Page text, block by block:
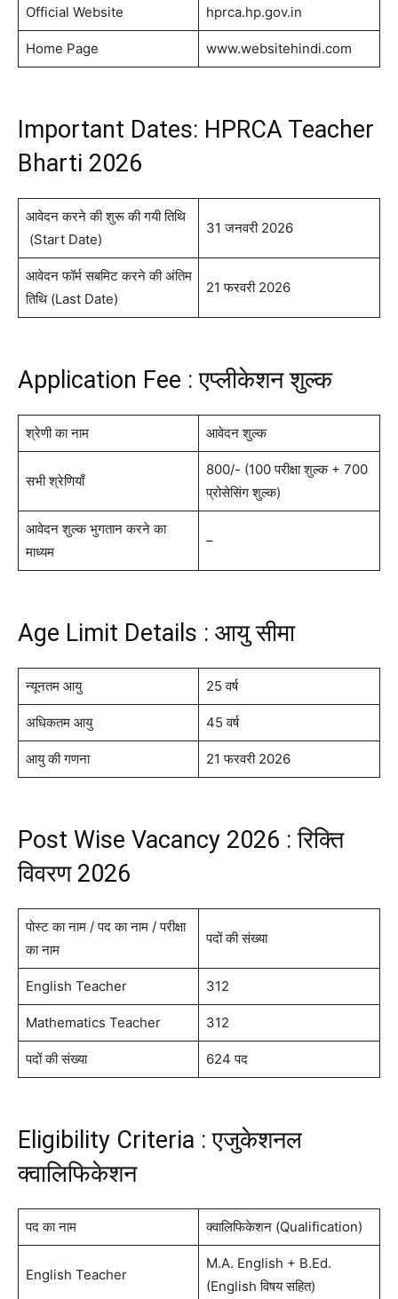
Official Website hprca.hp.gov.in
Home Page www.websitehindi.com
Important Dates: HPRCA Teacher
Bharti 2026
आवेदन करने की शुरू की गयी तिथि
(Start Date)
31 जनवरी 2026
आवेदन फॉर्म सबमिट करने की अंतिम
तिथि (Last Date)
21 फरवरी 2026
Application Fee : एप्लीकेशन शुल्क
श्रेणी का नाम आवेदन शुल्क
सभी श्रेणियाँ
800/- (100 परीक्षा शुल्क + 700
प्रोसेसिंग शुल्क)
आवेदन शुल्क भुगतान करने का
माध्यम
–
Age Limit Details : आयु सीमा
न्यूनतम आयु 25 वर्ष
अधिकतम आयु 45 वर्ष
आयु की गणना 21 फरवरी 2026
Post Wise Vacancy 2026 : रिक्ति
विवरण 2026
पोस्ट का नाम / पद का नाम / परीक्षा
का नाम
पदों की संख्या
English Teacher 312
Mathematics Teacher 312
पदों की संख्या 624 पद
Eligibility Criteria : एजुकेशनल
क्वालिफिकेशन
पद का नाम क्वालिफिकेशन (Qualification)
English Teacher
M.A. English + B.Ed.
(English विषय सहित)